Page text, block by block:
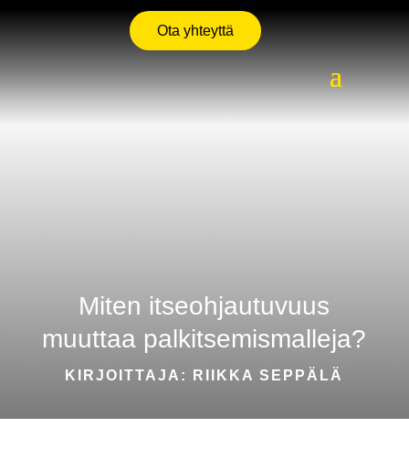
Ota yhteyttä
Miten itseohjautuvuus
muuttaa palkitsemismalleja?
KIRJOITTAJA: RIIKKA SEPPÄLÄ